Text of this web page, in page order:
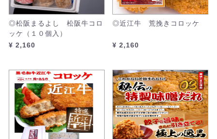
◎松阪まるよし 松阪牛コロ
ッケ（１０個入）
¥ 2,160
◎近江牛 荒挽きコロッケ
¥ 2,160